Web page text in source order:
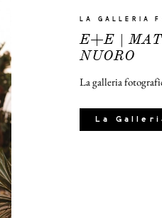
LA GALLERIA
E+E |
NUORO
La galleria
La